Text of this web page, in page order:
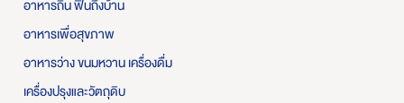
อาหารถิ่น ฟินถึงบ้าน
อาหารเพื่อสุขภาพ
อาหารว่าง ขนมหวาน เครื่องดื่ม
เครื่องปรุงและวัตถุดิบ